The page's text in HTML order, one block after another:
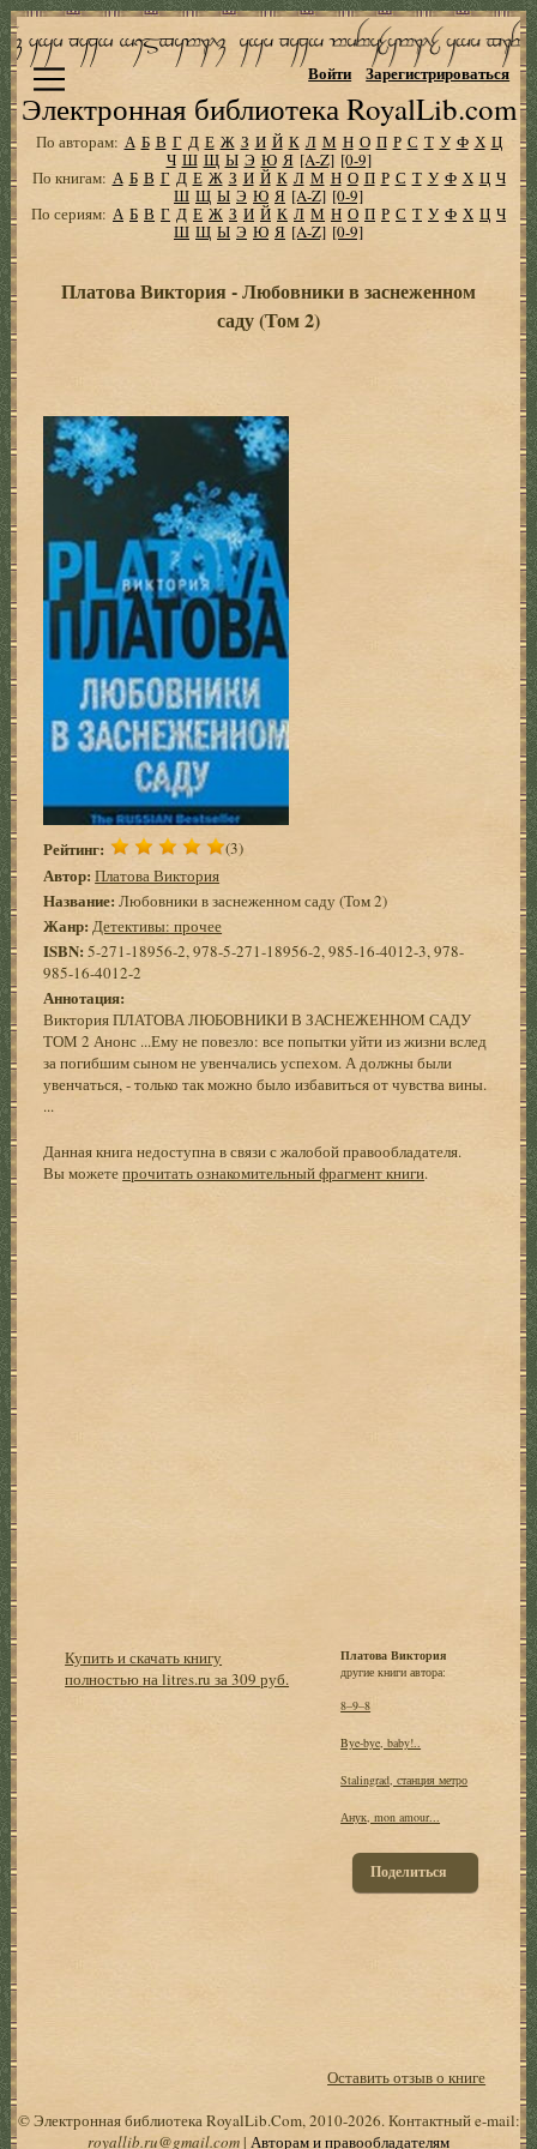
Электронная библиотека RoyalLib.com
Войти Зарегистрироваться
По авторам: А Б В Г Д Е Ж З И Й К Л М Н О П Р С Т У Ф Х Ц
Ч Ш Щ Ы Э Ю Я [A-Z] [0-9]
По книгам: А Б В Г Д Е Ж З И Й К Л М Н О П Р С Т У Ф Х Ц Ч
Ш Щ Ы Э Ю Я [A-Z] [0-9]
По сериям: А Б В Г Д Е Ж З И Й К Л М Н О П Р С Т У Ф Х Ц Ч
Ш Щ Ы Э Ю Я [A-Z] [0-9]
Платова Виктория - Любовники в заснеженном
саду (Том 2)
Рейтинг: (3)
Автор: Платова Виктория
Название: Любовники в заснеженном саду (Том 2)
Жанр: Детективы: прочее
ISBN: 5-271-18956-2, 978-5-271-18956-2, 985-16-4012-3, 978-
985-16-4012-2
Аннотация:
Виктория ПЛАТОВА ЛЮБОВНИКИ В ЗАСНЕЖЕННОМ САДУ
ТОМ 2 Анонс ...Ему не повезло: все попытки уйти из жизни вслед
за погибшим сыном не увенчались успехом. А должны были
увенчаться, - только так можно было избавиться от чувства вины.
...
Данная книга недоступна в связи с жалобой правообладателя.
Вы можетепрочитать ознакомительный фрагмент книги.
Купить и скачать книгу
полностью на litres.ru за 309 руб.
Платова Виктория
другие книги автора:
8–9–8
Bye-bye, baby!..
Stalingrad, станция метро
Анук, mon amour...
Поделиться
Оставить отзыв о книге
© Электронная библиотека RoyalLib.Com, 2010-2026. Контактный e-mail:
royallib.ru@gmail.com| Авторам и правообладателям